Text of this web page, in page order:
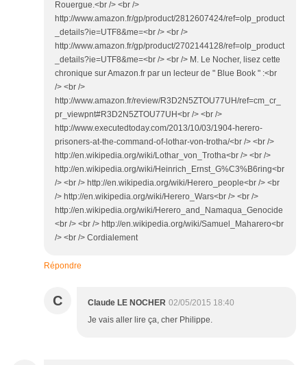
Rouergue.<br /> <br />
http://www.amazon.fr/gp/product/2812607424/ref=olp_product
_details?ie=UTF8&me=<br /> <br />
http://www.amazon.fr/gp/product/2702144128/ref=olp_product
_details?ie=UTF8&me=<br /> <br /> M. Le Nocher, lisez cette
chronique sur Amazon.fr par un lecteur de " Blue Book " :<br
/> <br />
http://www.amazon.fr/review/R3D2N5ZTOU77UH/ref=cm_cr_
pr_viewpnt#R3D2N5ZTOU77UH<br /> <br />
http://www.executedtoday.com/2013/10/03/1904-herero-
prisoners-at-the-command-of-lothar-von-trotha/<br /> <br />
http://en.wikipedia.org/wiki/Lothar_von_Trotha<br /> <br />
http://en.wikipedia.org/wiki/Heinrich_Ernst_G%C3%B6ring<br
/> <br /> http://en.wikipedia.org/wiki/Herero_people<br /> <br
/> http://en.wikipedia.org/wiki/Herero_Wars<br /> <br />
http://en.wikipedia.org/wiki/Herero_and_Namaqua_Genocide
<br /> <br /> http://en.wikipedia.org/wiki/Samuel_Maharero<br
/> <br /> Cordialement
Répondre
C Claude LE NOCHER 02/05/2015 18:40
Je vais aller lire ça, cher Philippe.